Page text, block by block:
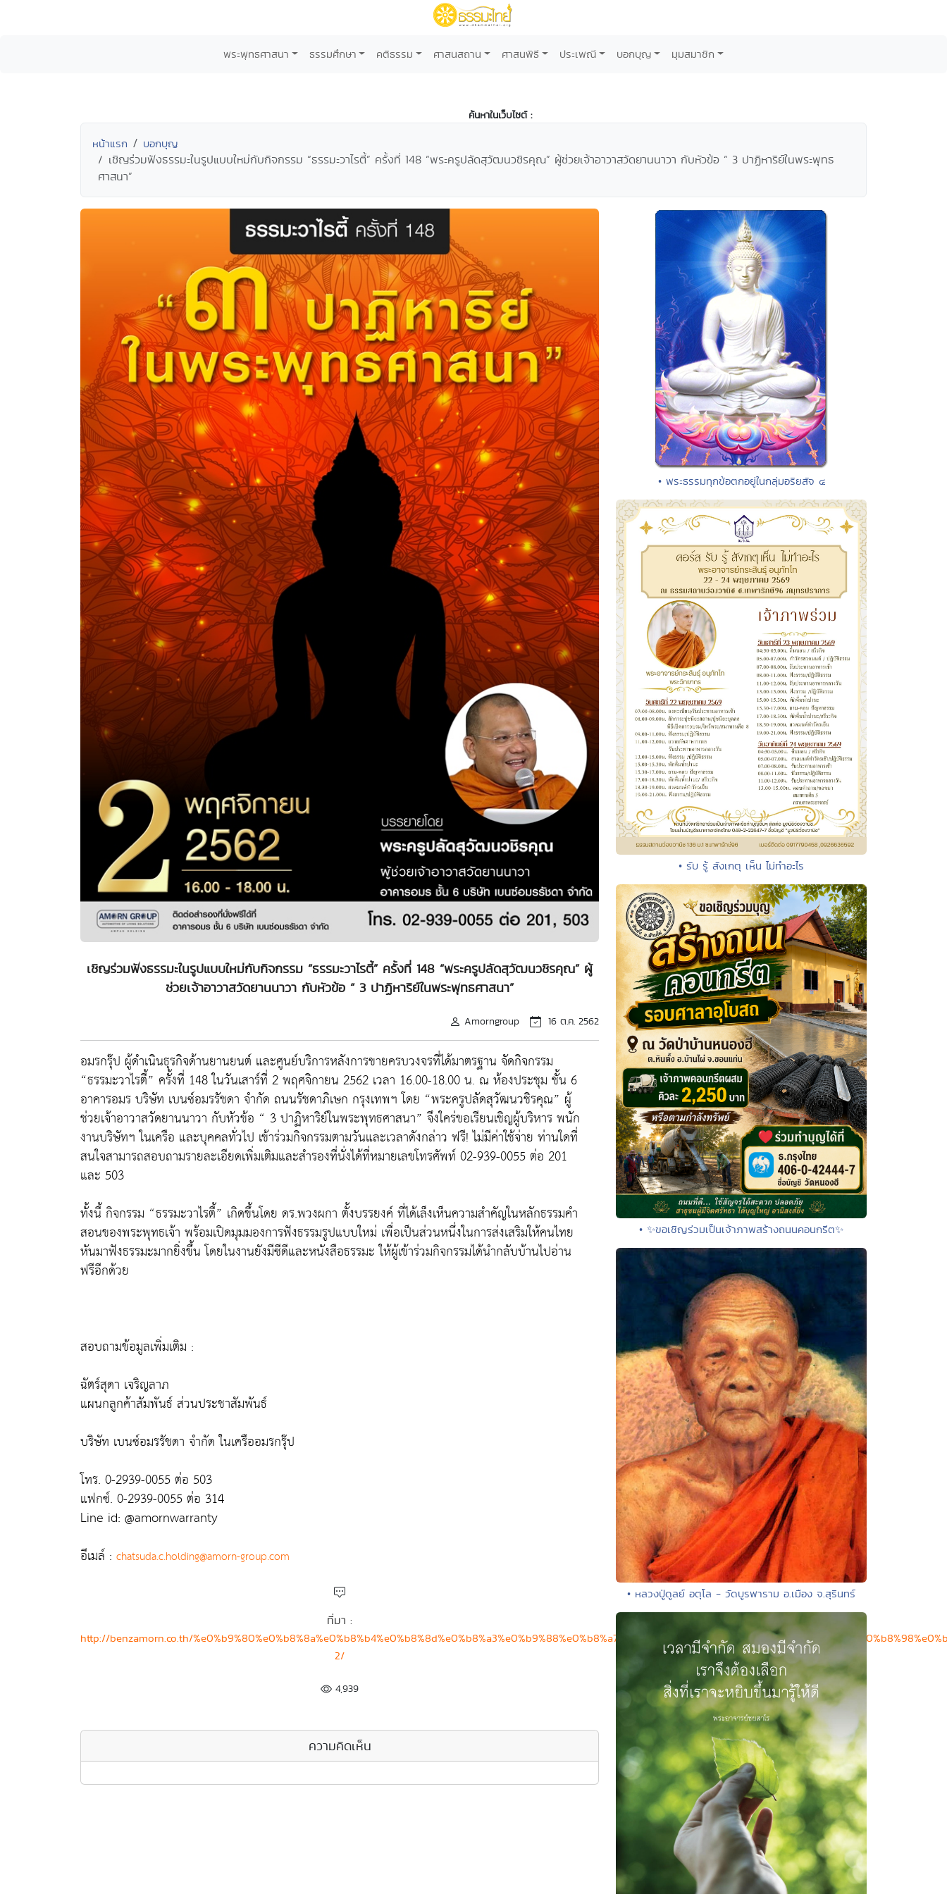
พระพุทธศาสนา ธรรมศึกษา คติธรรม ศาสนสถาน ศาสนพิธี ประเพณี บอกบุญ มุมสมาชิก
ค้นหาในเว็บไซต์ :
หน้าแรก บอกบุญ
เชิญร่วมฟังธรรมะในรูปแบบใหม่กับกิจกรรม “ธรรมะวาไรตี้” ครั้งที่ 148 “พระครูปลัดสุวัฒนวชิรคุณ” ผู้ช่วยเจ้าอาวาสวัดยานนาวา กับหัวข้อ “ 3 ปาฏิหาริย์ในพระพุทธ
ศาสนา”
เชิญร่วมฟังธรรมะในรูปแบบใหม่กับกิจกรรม “ธรรมะวาไรตี้” ครั้งที่ 148 “พระครูปลัดสุวัฒนวชิรคุณ” ผู้
ช่วยเจ้าอาวาสวัดยานนาวา กับหัวข้อ “ 3 ปาฏิหาริย์ในพระพุทธศาสนา”
Amorngroup 16 ต.ค. 2562
อมรกรุ๊ป ผู้ดำเนินธุรกิจด้านยานยนต์ และศูนย์บริการหลังการขายครบวงจรที่ได้มาตรฐาน จัดกิจกรรม
“ธรรมะวาไรตี้” ครั้งที่ 148 ในวันเสาร์ที่ 2 พฤศจิกายน 2562 เวลา 16.00-18.00 น. ณ ห้องประชุม ชั้น 6
อาคารอมร บริษัท เบนซ์อมรรัชดา จำกัด ถนนรัชดาภิเษก กรุงเทพฯ โดย “พระครูปลัดสุวัฒนวชิรคุณ” ผู้
ช่วยเจ้าอาวาสวัดยานนาวา กับหัวข้อ “ 3 ปาฏิหาริย์ในพระพุทธศาสนา” จึงใคร่ขอเรียนเชิญผู้บริหาร พนัก
งานบริษัทฯ ในเครือ และบุคคลทั่วไป เข้าร่วมกิจกรรมตามวันและเวลาดังกล่าว ฟรี! ไม่มีค่าใช้จ่าย ท่านใดที่
สนใจสามารถสอบถามรายละเอียดเพิ่มเติมและสำรองที่นั่งได้ที่หมายเลขโทรศัพท์ 02-939-0055 ต่อ 201
และ 503
ทั้งนี้ กิจกรรม “ธรรมะวาไรตี้” เกิดขึ้นโดย ดร.พวงผกา ตั้งบรรยงค์ ที่ได้เล็งเห็นความสำคัญในหลักธรรมคำ
สอนของพระพุทธเจ้า พร้อมเปิดมุมมองการฟังธรรมรูปแบบใหม่ เพื่อเป็นส่วนหนึ่งในการส่งเสริมให้คนไทย
หันมาฟังธรรมะมากยิ่งขึ้น โดยในงานยังมีซีดีและหนังสือธรรมะ ให้ผู้เข้าร่วมกิจกรรมได้นำกลับบ้านไปอ่าน
ฟรีอีกด้วย
สอบถามข้อมูลเพิ่มเติม :
ฉัตร์สุดา เจริญลาภ
แผนกลูกค้าสัมพันธ์ ส่วนประชาสัมพันธ์
บริษัท เบนซ์อมรรัชดา จำกัด ในเครืออมรกรุ๊ป
โทร. 0-2939-0055 ต่อ 503
แฟกซ์. 0-2939-0055 ต่อ 314
Line id: @amornwarranty
อีเมล์ : chatsuda.c.holding@amorn-group.com
ที่มา :
http://benzamorn.co.th/
2/
4,939
ความคิดเห็น
• พระธรรมทุกข้อตกอยู่ในกลุ่มอริยสัจ ๔
• รับ รู้ สังเกตุ เห็น ไม่ทำอะไร
• ✨ขอเชิญร่วมเป็นเจ้าภาพสร้างถนนคอนกรีต✨
• หลวงปู่ดูลย์ อตุโล - วัดบูรพาราม อ.เมือง จ.สุรินทร์